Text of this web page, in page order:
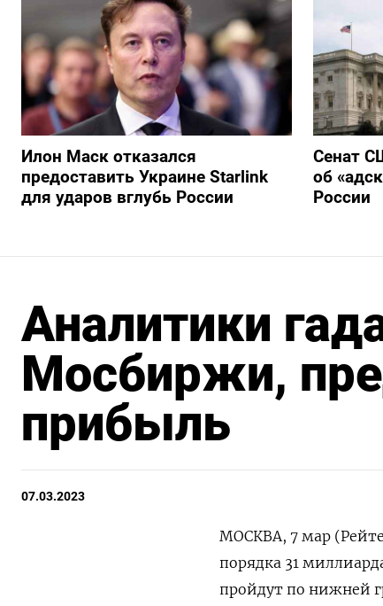
Илон Маск отказался
предоставить Украине Starlink
для ударов вглубь России
Сенат
об
России
Аналитики
Мосбиржи,
прибыль
07.03.2023
МОСКВА, 7 мар
порядка 31
пройдут по нижней